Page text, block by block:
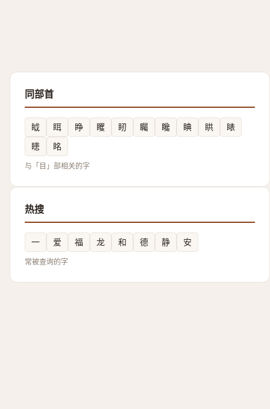
同部首
眓 眲 睁 䂄 䀔 矚 䂁 睓 䀧
䁃
瞣
眳
与「目」部相关的字
热搜
一 爱 福 龙 和 德 静 安
常被查询的字